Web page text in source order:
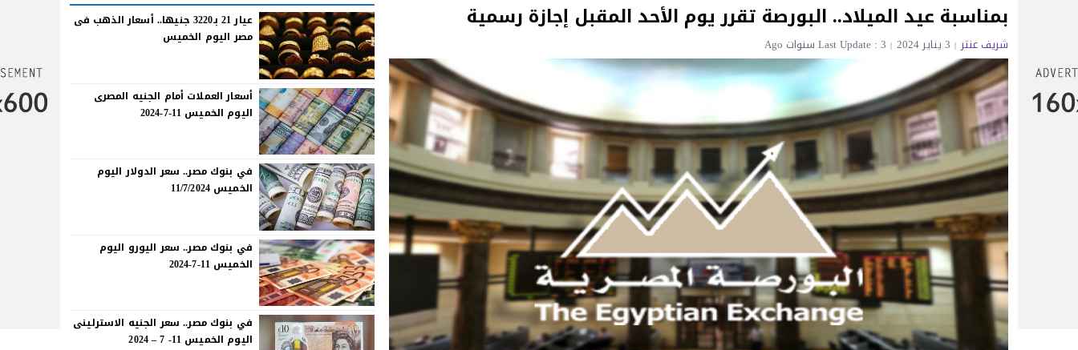
بمناسبة عيد الميلاد.. البورصة تقرر يوم الأحد المقبل إجازة رسمية
شريف عنتر 3 يناير 2024 Last Update : 3 سنوات Ago
عيار 21 بـ3220 جنيها.. أسعار الذهب فى
مصر اليوم الخميس
أسعار العملات أمام الجنيه المصرى
اليوم الخميس 11-7-2024
في بنوك مصر.. سعر الدولار اليوم
الخميس 11/7/2024
في بنوك مصر.. سعر اليورو اليوم
الخميس 11-7-2024
في بنوك مصر.. سعر الجنيه الاسترلينى
اليوم الخميس 11- 7 – 2024